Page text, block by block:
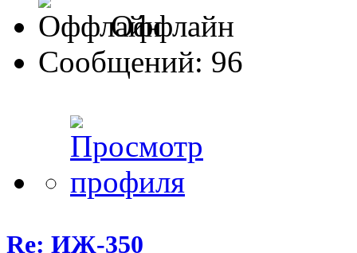
Оффлайн
Сообщений: 96
Re: ИЖ-350